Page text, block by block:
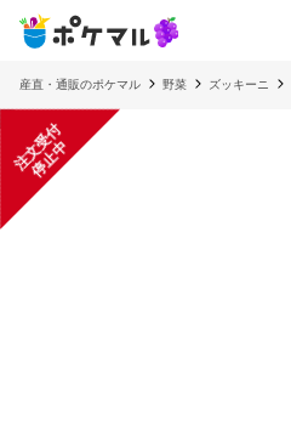
産直・通販のポケマル 野菜 ズッキーニ
注
文
受
付
停
止
中